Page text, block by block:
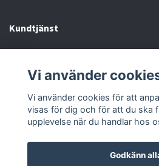
Kundtjänst
Sociala medier
Vi använder
Vi använder cookies för att
visas för dig och för att du ska
upplevelse när du handlar hos
Godkänn